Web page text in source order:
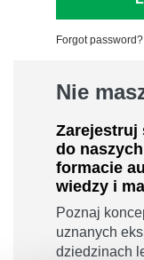
Forgot password?
Nie
Zarejestruj
do
formacie
wiedzy i
Poznaj
uznanych
dziedzinach